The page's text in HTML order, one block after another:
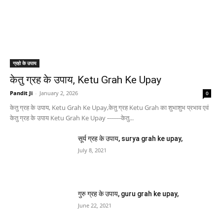
ग्रहो के उपाय
केतु ग्रह के उपाय, Ketu Grah Ke Upay
Pandit Ji - January 2, 2026 0
केतु ग्रह के उपाय, Ketu Grah Ke Upay,केतु ग्रह Ketu Grah का शुभाशुभ प्रभाव एवं
केतु ग्रह के उपाय Ketu Grah Ke Upay -------केतु...
सूर्य ग्रह के उपाय, surya grah ke upay,
July 8, 2021
गुरु ग्रह के उपाय, guru grah ke upay,
June 22, 2021